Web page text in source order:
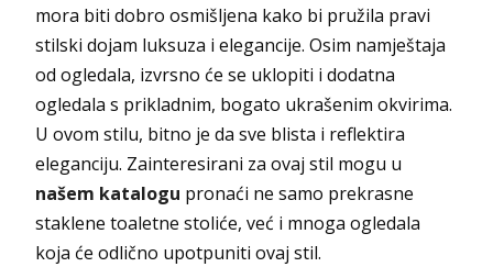
mora biti dobro osmišljena kako bi pružila pravi
stilski dojam luksuza i elegancije. Osim namještaja
od ogledala, izvrsno će se uklopiti i dodatna
ogledala s prikladnim, bogato ukrašenim okvirima.
U ovom stilu, bitno je da sve blista i reflektira
eleganciju. Zainteresirani za ovaj stil mogu u
našem katalogu pronaći ne samo prekrasne
staklene toaletne stoliće, već i mnoga ogledala
koja će odlično upotpuniti ovaj stil.